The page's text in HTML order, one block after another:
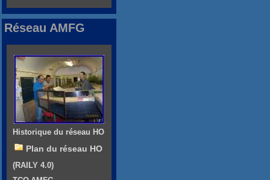
Réseau AMFG
Historique du réseau HO
Plan du réseau HO
(RAILY 4.0)